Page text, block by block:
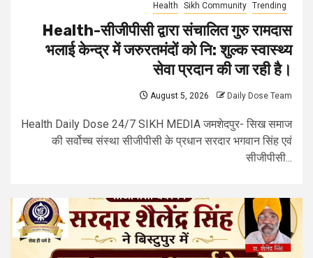
Health Sikh Community Trending
Health-सीजीपीसी द्वारा संचालित गुरु रामदास
भलाई केन्द्र में जरुरतमंदों को नि: शुल्क स्वास्थ्य
सेवा प्रदान की जा रही है।
August 5, 2026 Daily Dose Team
Health Daily Dose 24/7 SIKH MEDIA जमशेदपुर- सिख समाज
की सर्वोच्च संस्था सीजीपीसी के प्रधान सरदार भगवान सिंह एवं
सीजीपीसी...